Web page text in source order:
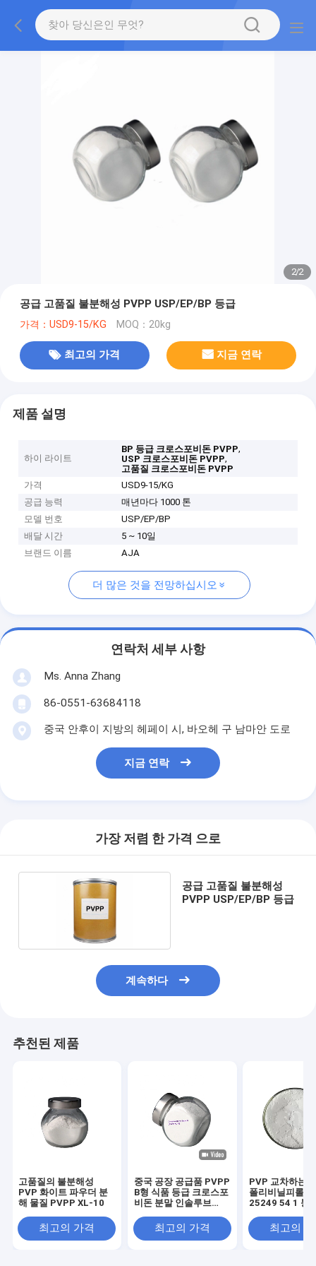
2/2
공급 고품질 불분해성 PVPP USP/EP/BP 등급
가격：USD9-15/KG MOQ：20kg
최고의 가격 지금 연락
제품 설명
하이 라이트
BP 등급 크로스포비돈 PVPP,
USP 크로스포비돈 PVPP,
고품질 크로스포비돈 PVPP
가격
USD9-15/KG
공급 능력
매년마다 1000 톤
모델 번호
USP/EP/BP
배달 시간
5 ~ 10일
브랜드 이름
AJA
더 많은 것을 전망하십시오
연락처 세부 사항
Ms. Anna Zhang
86-0551-63684118
중국 안후이 지방의 헤페이 시, 바오헤 구 남마안 도로
지금 연락
가장 저렴 한 가격 으로
공급 고품질 불분해성
PVPP USP/EP/BP 등급
계속하다
추천된 제품
고품질의 불분해성
PVP 화이트 파우더 분
해 물질 PVPP XL-10
최고의 가격
중국 공장 공급품 PVPP
B형 식품 등급 크로스포
비돈 분말 인솔루브
최고의 가격
PVP 교차하는
폴리비닐피롤리
25249 54 1 붕
최고의